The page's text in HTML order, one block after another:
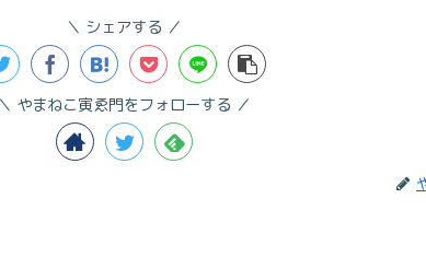
シェアする
やまねこ寅ゑ門をフォローする